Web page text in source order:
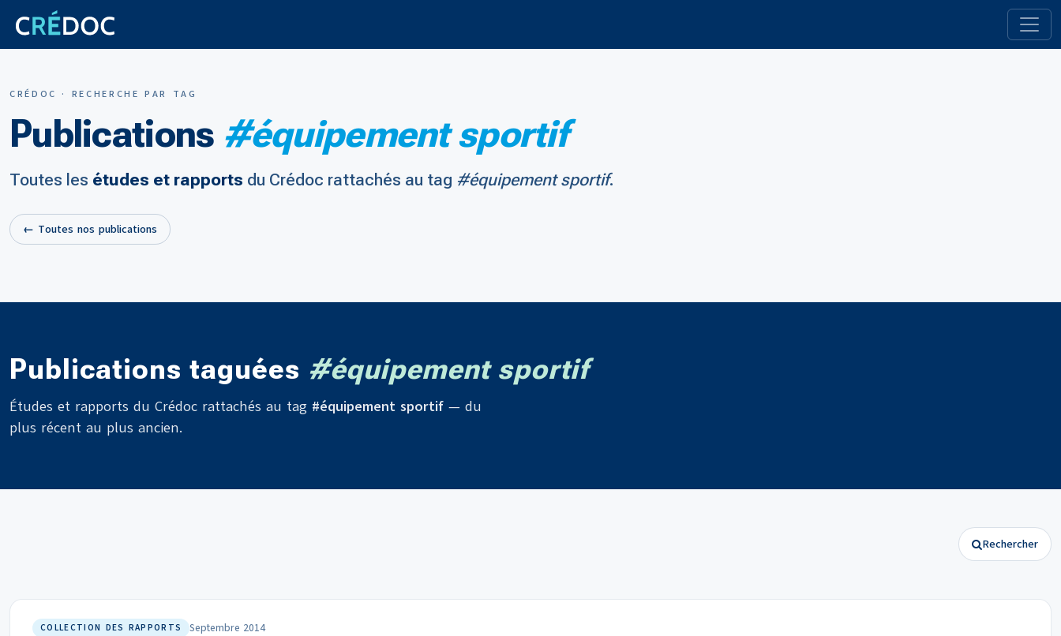
CRÉDOC · RECHERCHE PAR TAG
Publications #équipement sportif
Toutes les études et rapports du Crédoc rattachés au tag #équipement sportif.
← Toutes nos publications
Publications taguées #équipement sportif
Études et rapports du Crédoc rattachés au tag #équipement sportif — du
plus récent au plus ancien.
Rechercher
COLLECTION DES RAPPORTS Septembre 2014